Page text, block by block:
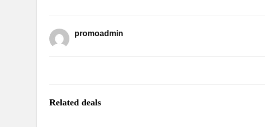
promoadmin
Related deals